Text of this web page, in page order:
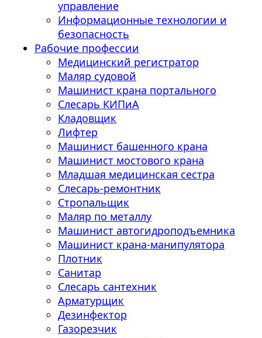
управление
Информационные технологии и
безопасность
Рабочие профессии
Медицинский регистратор
Маляр судовой
Машинист крана портального
Слесарь КИПиА
Кладовщик
Лифтер
Машинист башенного крана
Машинист мостового крана
Младшая медицинская сестра
Слесарь-ремонтник
Стропальщик
Маляр по металлу
Машинист автогидроподъемника
Машинист крана-манипулятора
Плотник
Санитар
Слесарь сантехник
Арматурщик
Дезинфектор
Газорезчик